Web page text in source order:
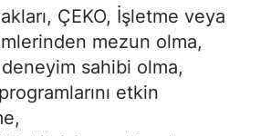
ÇEKO, İşletme veya
mezun olma,
sahibi olma,
etkin